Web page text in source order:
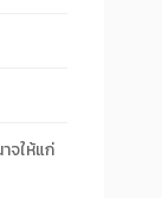
จให้แก่